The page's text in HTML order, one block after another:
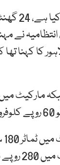
درج کیے گئے،